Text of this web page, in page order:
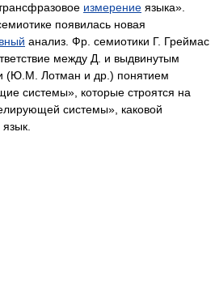
измерение языка».
появилась новая
анализ. Фр. семиотики Г. Греймас
между Д. и выдвинутым
(Ю.М. Лотман и др.) понятием
системы», которые строятся на
системы», каковой